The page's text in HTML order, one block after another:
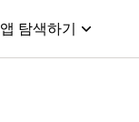
앱 탐색하기